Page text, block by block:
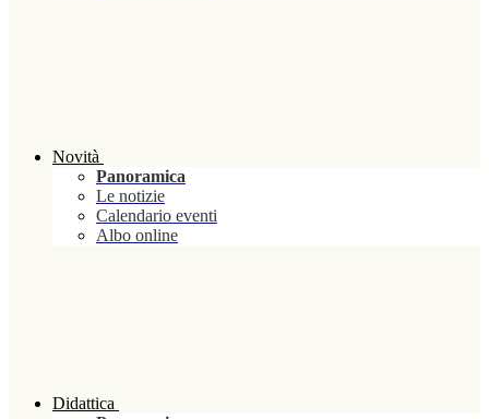
Novità
Panoramica
Le notizie
Calendario eventi
Albo online
Didattica